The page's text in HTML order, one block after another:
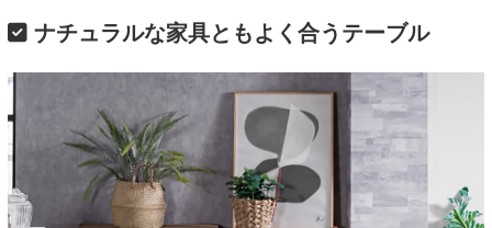
ナチュラルな家具ともよく合うテーブル